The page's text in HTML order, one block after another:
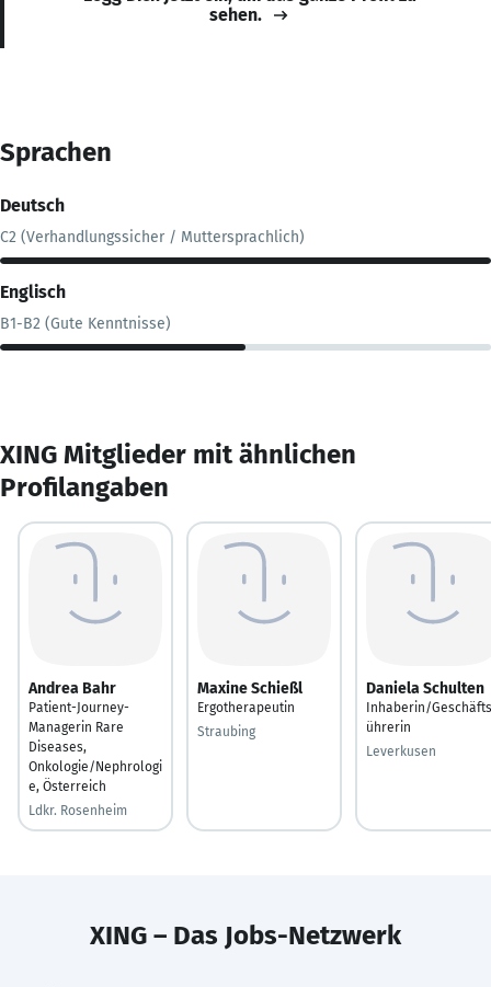
sehen.
Sprachen
Deutsch
C2 (Verhandlungssicher / Muttersprachlich)
Englisch
B1-B2 (Gute Kenntnisse)
XING Mitglieder mit ähnlichen
Profilangaben
Andrea Bahr
Patient-Journey-
Managerin Rare
Diseases,
Onkologie/Nephrologi
e, Österreich
Ldkr. Rosenheim
Maxine Schießl
Ergotherapeutin
Straubing
Daniela Schulten
Inhaberin/
ührerin
Leverkusen
XING – Das Jobs-Netzwerk